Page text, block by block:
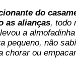
do
as alianças, todo
a
pequeno, não
chorar ou